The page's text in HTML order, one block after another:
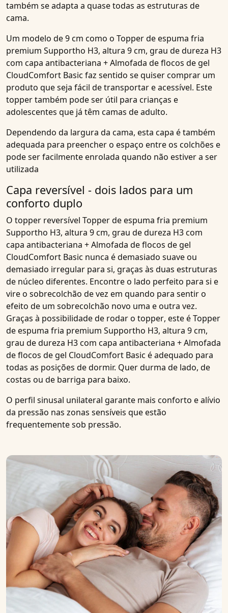
também se adapta a quase todas as estruturas de
cama.
Um modelo de 9 cm como o Topper de espuma fria
premium Supportho H3, altura 9 cm, grau de dureza H3
com capa antibacteriana + Almofada de flocos de gel
CloudComfort Basic faz sentido se quiser comprar um
produto que seja fácil de transportar e acessível. Este
topper também pode ser útil para crianças e
adolescentes que já têm camas de adulto.
Dependendo da largura da cama, esta capa é também
adequada para preencher o espaço entre os colchões e
pode ser facilmente enrolada quando não estiver a ser
utilizada
Capa reversível - dois lados para um
conforto duplo
O topper reversível Topper de espuma fria premium
Supportho H3, altura 9 cm, grau de dureza H3 com
capa antibacteriana + Almofada de flocos de gel
CloudComfort Basic nunca é demasiado suave ou
demasiado irregular para si, graças às duas estruturas
de núcleo diferentes. Encontre o lado perfeito para si e
vire o sobrecolchão de vez em quando para sentir o
efeito de um sobrecolchão novo uma e outra vez.
Graças à possibilidade de rodar o topper, este éTopper
de espuma fria premium Supportho H3, altura 9 cm,
grau de dureza H3 com capa antibacteriana + Almofada
de flocos de gel CloudComfort Basic é adequado para
todas as posições de dormir. Quer durma de lado, de
costas ou de barriga para baixo.
O perfil sinusal unilateral garante mais conforto e alívio
da pressão nas zonas sensíveis que estão
frequentemente sob pressão.